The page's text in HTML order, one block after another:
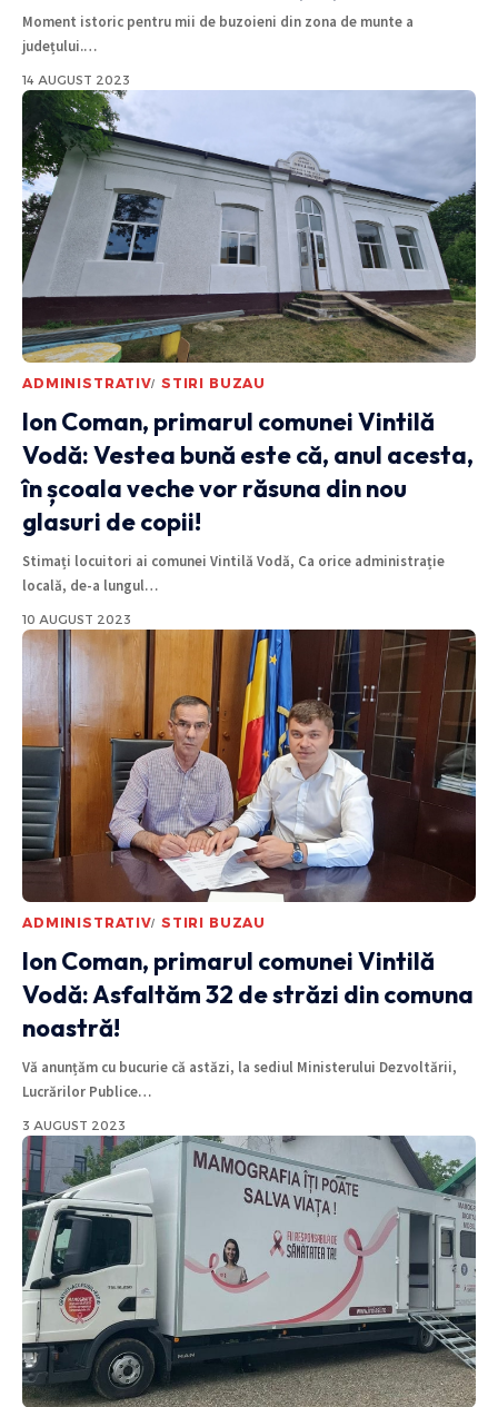
Moment istoric pentru mii de buzoieni din zona de munte a
județului.…
14 AUGUST 2023
ADMINISTRATIV STIRI BUZAU
Ion Coman, primarul comunei Vintilă
Vodă: Vestea bună este că, anul acesta,
în școala veche vor răsuna din nou
glasuri de copii!
Stimați locuitori ai comunei Vintilă Vodă, Ca orice administrație
locală, de-a lungul…
10 AUGUST 2023
ADMINISTRATIV STIRI BUZAU
Ion Coman, primarul comunei Vintilă
Vodă: Asfaltăm 32 de străzi din comuna
noastră!
Vă anunțăm cu bucurie că astăzi, la sediul Ministerului Dezvoltării,
Lucrărilor Publice…
3 AUGUST 2023